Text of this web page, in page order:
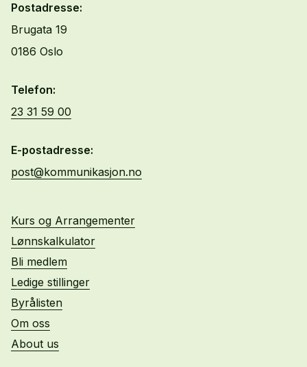
Postadresse:
Brugata 19
0186 Oslo
Telefon:
23 31 59 00
E-postadresse:
post@kommunikasjon.no
Kurs og Arrangementer
Lønnskalkulator
Bli medlem
Ledige stillinger
Byrålisten
Om oss
About us